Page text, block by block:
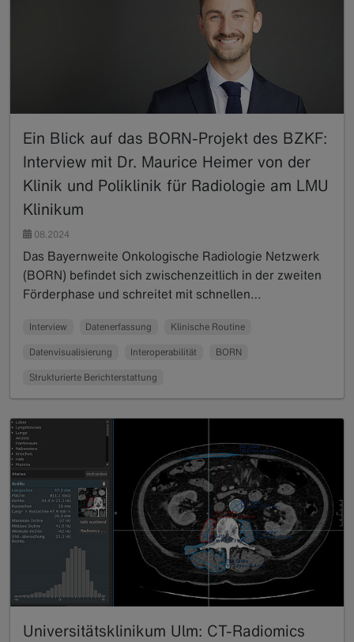
Ein Blick auf das BORN-Projekt des BZKF:
Interview mit Dr. Maurice Heimer von der
Klinik und Poliklinik für Radiologie am LMU
Klinikum
08.2024
Das Bayernweite Onkologische Radiologie Netzwerk
(BORN) befindet sich zwischenzeitlich in der zweiten
Förderphase und schreitet mit schnellen…
Interview Datenerfassung Klinische Routine
Datenvisualisierung Interoperabilität BORN
Strukturierte Berichterstattung
Universitätsklinikum Ulm: CT-Radiomics